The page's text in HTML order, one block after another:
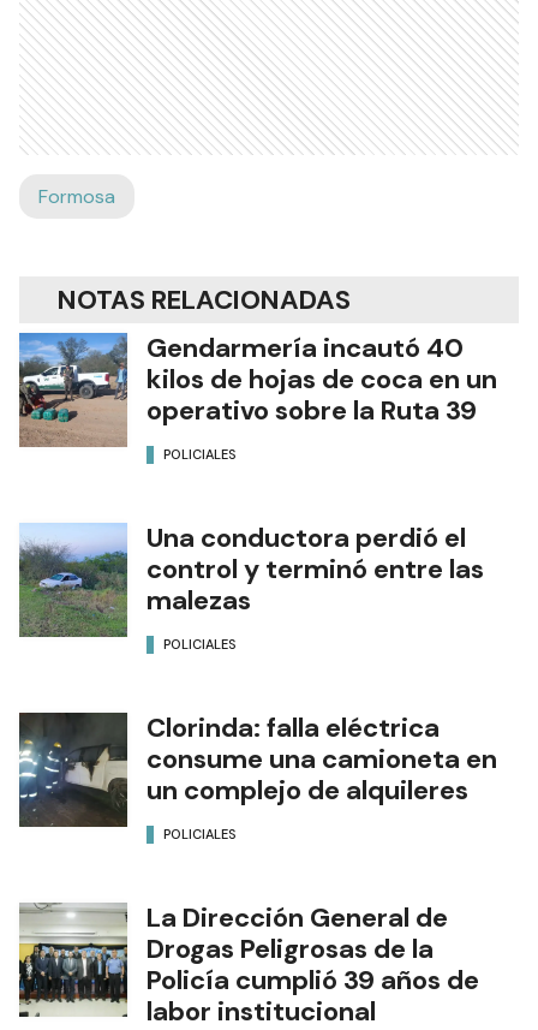
Formosa
NOTAS RELACIONADAS
Gendarmería incautó 40
kilos de hojas de coca en un
operativo sobre la Ruta 39
POLICIALES
Una conductora perdió el
control y terminó entre las
malezas
POLICIALES
Clorinda: falla eléctrica
consume una camioneta en
un complejo de alquileres
POLICIALES
La Dirección General de
Drogas Peligrosas de la
Policía cumplió 39 años de
labor institucional